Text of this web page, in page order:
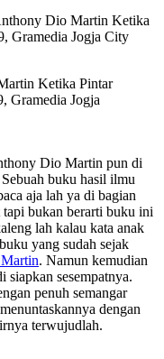
Dio Martin Ketika
Gramedia Jogja City
Dio Martin pun di
buku hasil ilmu
aja lah ya di bagian
tapi bukan berarti buku ini
lah kalau kata anak
yang sudah sejak
. Namun kemudian
siapkan sesempatnya.
penuh semangar
dengan
terwujudlah.